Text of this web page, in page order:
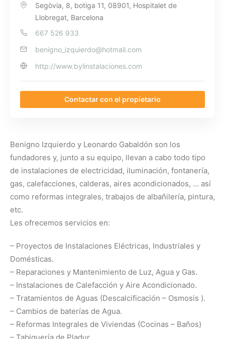
Segòvia, 8, botiga 11, 08901, Hospitalet de
Llobregat, Barcelona
667 526 933
benigno_izquierdo@hotmail.com
http://www.bylinstalaciones.com
Contactar con el propietario
Benigno Izquierdo y Leonardo Gabaldón son los
fundadores y, junto a su equipo, llevan a cabo todo tipo
de instalaciones de electricidad, iluminación, fontanería,
gas, calefacciones, calderas, aires acondicionados, … así
como reformas integrales, trabajos de albañilería, pintura,
etc.
Les ofrecemos servicios en:
– Proyectos de Instalaciones Eléctricas, Industriales y
Domésticas.
– Reparaciones y Mantenimiento de Luz, Agua y Gas.
– Instalaciones de Calefacción y Aire Acondicionado.
– Tratamientos de Aguas (Descalcificación – Osmosis ).
– Cambios de baterías de Agua.
– Reformas Integrales de Viviendas (Cocinas – Baños)